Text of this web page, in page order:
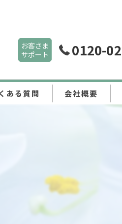
お客さま
サポート
0120-
ある質問 会社概要